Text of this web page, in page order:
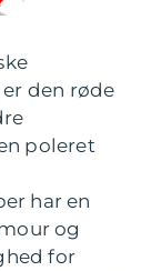
den røde
poleret
har en
og
for